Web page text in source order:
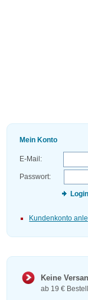
Mein Konto
E-Mail:
Passwort:
Login
Kundenkonto
Keine
ab 19 €